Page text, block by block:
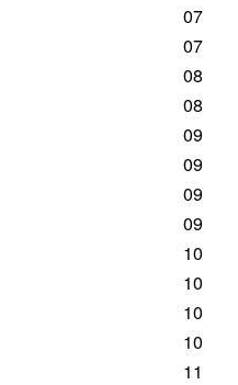
07
07
08
08
09
09
09
09
10
10
10
10
11